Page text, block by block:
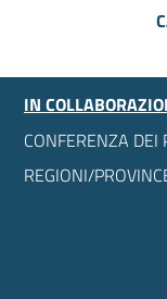
IN
CONFERENZA DEI
REGIONI/